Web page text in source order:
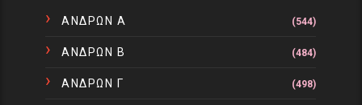
ΑΝΔΡΩΝ Α (544)
ΑΝΔΡΩΝ Β (484)
ΑΝΔΡΩΝ Γ (498)